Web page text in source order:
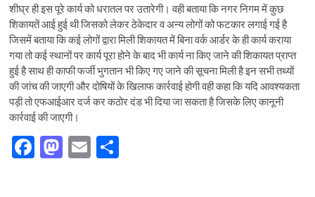
शीघ्र ही इस पूरे कार्य को धरातल पर उतारेगी। वही बताया कि नगर निगम में कुछ
शिकायतें आई हुई थी जिसको लेकर ठेकेदार व अन्य लोगों को फटकार लगाई गई है
जिसमें बताया कि कई लोगों द्वारा मिली शिकायत में बिना वर्क आर्डर के ही कार्य कराया
गया तो कई स्थानों पर कार्य पूरा होने के बाद भी कार्य ना किए जाने की शिकायत प्राप्त
हुई है साथ ही काफी फर्जी भुगतान भी किए गए जाने की सूचना मिली है इन सभी तथ्यों
की जांच की जाएगी और दोषियों के खिलाफ कार्रवाई होगी वही कहा कि यदि आवश्यकता
पड़ी तो एफआईआर दर्ज कर कठोर दंड भी दिया जा सकता है जिसके लिए कानूनी
कार्रवाई की जाएगी।
F
M E